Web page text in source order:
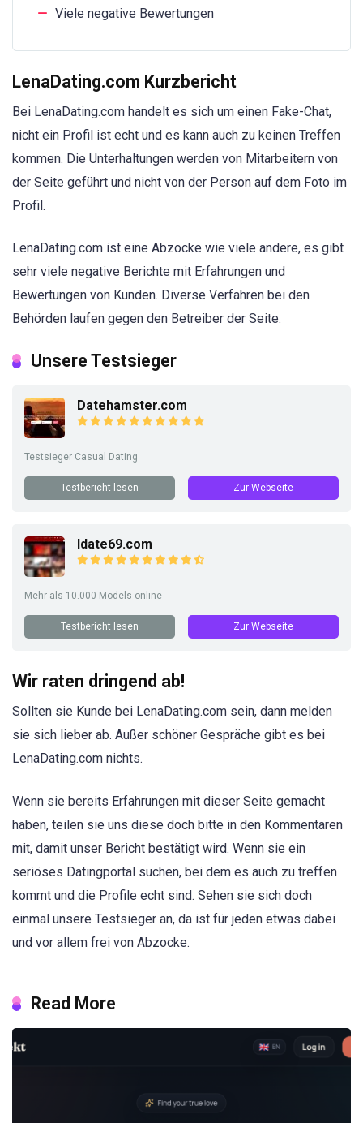
Viele negative Bewertungen
LenaDating.com Kurzbericht
Bei LenaDating.com handelt es sich um einen Fake-Chat,
nicht ein Profil ist echt und es kann auch zu keinen Treffen
kommen. Die Unterhaltungen werden von Mitarbeitern von
der Seite geführt und nicht von der Person auf dem Foto im
Profil.
LenaDating.com ist eine Abzocke wie viele andere, es gibt
sehr viele negative Berichte mit Erfahrungen und
Bewertungen von Kunden. Diverse Verfahren bei den
Behörden laufen gegen den Betreiber der Seite.
Unsere Testsieger
Datehamster.com
Testsieger Casual Dating
Testbericht lesen Zur Webseite
Idate69.com
Mehr als 10.000 Models online
Testbericht lesen Zur Webseite
Wir raten dringend ab!
Sollten sie Kunde bei LenaDating.com sein, dann melden
sie sich lieber ab. Außer schöner Gespräche gibt es bei
LenaDating.com nichts.
Wenn sie bereits Erfahrungen mit dieser Seite gemacht
haben, teilen sie uns diese doch bitte in den Kommentaren
mit, damit unser Bericht bestätigt wird. Wenn sie ein
seriöses Datingportal suchen, bei dem es auch zu treffen
kommt und die Profile echt sind. Sehen sie sich doch
einmal unsere Testsieger an, da ist für jeden etwas dabei
und vor allem frei von Abzocke.
Read More